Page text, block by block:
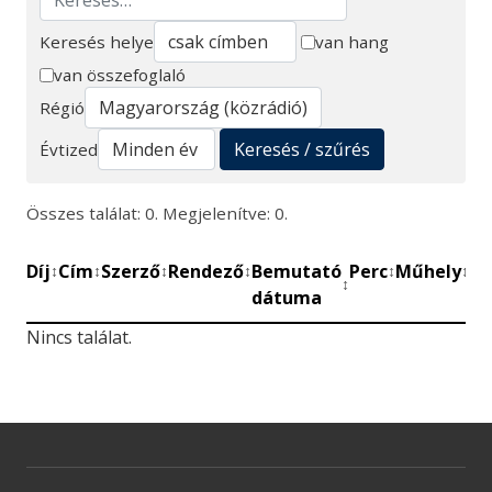
Keresés
Keresés helye
van hang
van összefoglaló
Régió
Évtized
Keresés / szűrés
Összes találat: 0. Megjelenítve: 0.
Díj↕Cím↕Szerző↕Rendező↕Bemutató
dátuma
↕
Perc↕Műhely↕
Nincs találat.